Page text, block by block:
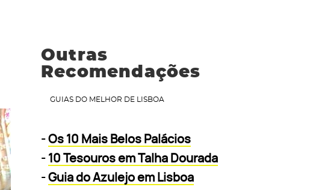
Outras
Recomendações
GUIAS DO MELHOR DE LISBOA
- Os 10 Mais Belos Palácios
- 10 Tesouros em Talha Dourada
- Guia do Azulejo em Lisboa